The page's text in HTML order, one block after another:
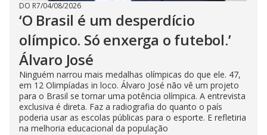
DO R7/04/08/2026
‘O Brasil é um desperdício
olímpico. Só enxerga o futebol.’
Álvaro José
Ninguém narrou mais medalhas olímpicas do que ele. 47,
em 12 Olimpíadas in loco. Álvaro José não vê um projeto
para o Brasil se tornar uma potência olímpica. A entrevista
exclusiva é direta. Faz a radiografia do quanto o país
poderia usar as escolas públicas para o esporte. E refletiria
na melhoria educacional da população